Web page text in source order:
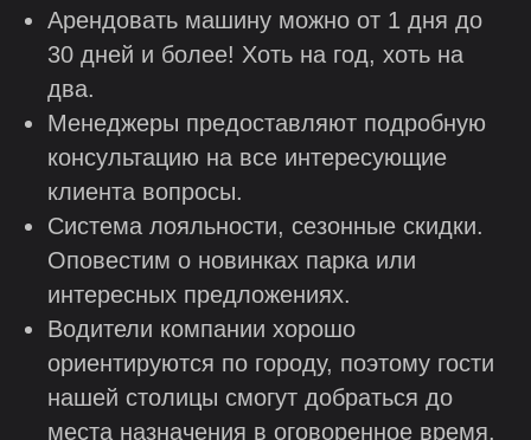
Арендовать машину можно от 1 дня до
30 дней и более! Хоть на год, хоть на
два.
Менеджеры предоставляют подробную
консультацию на все интересующие
клиента вопросы.
Система лояльности, сезонные скидки.
Оповестим о новинках парка или
интересных предложениях.
Водители компании хорошо
ориентируются по городу, поэтому гости
нашей столицы смогут добраться до
места назначения в оговоренное время.